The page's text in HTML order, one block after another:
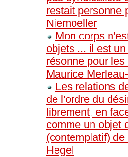
restait personne
Niemoeller
Mon corps
objets ... il est
résonne pour
Maurice
Les relations
de l'ordre du
librement, en
comme un objet
(contemplatif) de
Hegel